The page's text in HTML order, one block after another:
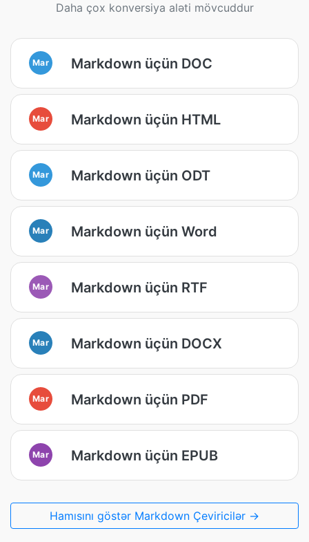
Daha çox konversiya aləti mövcuddur
Mar Markdown üçün DOC
Mar Markdown üçün HTML
Mar Markdown üçün ODT
Mar Markdown üçün Word
Mar Markdown üçün RTF
Mar Markdown üçün DOCX
Mar Markdown üçün PDF
Mar Markdown üçün EPUB
Hamısını göstər Markdown Çeviricilər →